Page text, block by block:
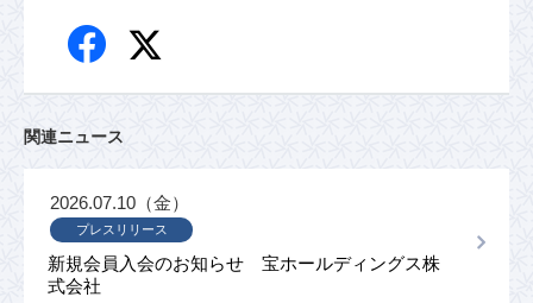
関連ニュース
新規会員入会のお知らせ 宝ホールディングス株
式会社
プレスリリース
2026.07.10（金）